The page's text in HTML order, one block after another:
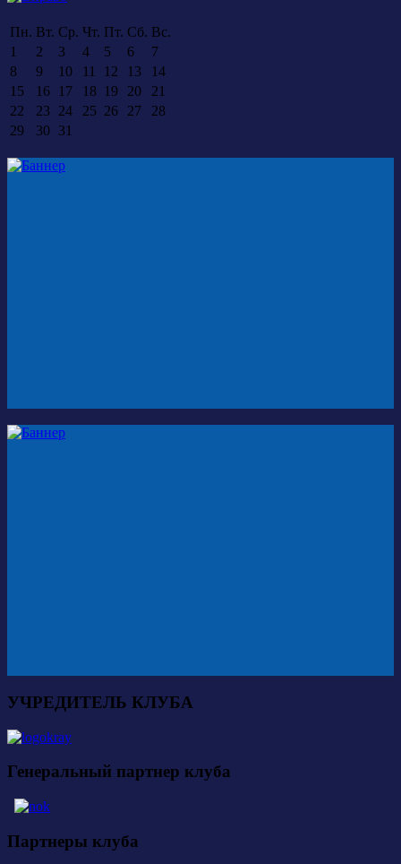
Пн. Вт. Ср. Чт. Пт. Сб. Вс.
1
2 3 4 5 6
7
8
9 10 11 12 13
14
15
16 17 18 19 20
21
22
23 24 25 26 27
28
29
30 31
УЧРЕДИТЕЛЬ КЛУБА
Генеральный партнер клуба
Партнеры клуба